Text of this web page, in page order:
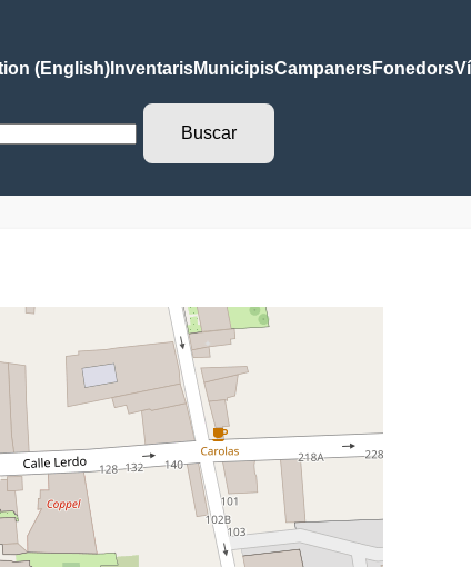
(English)InventarisMunicipisCampanersFonedors